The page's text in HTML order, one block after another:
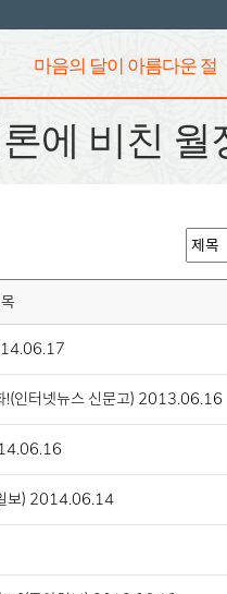
마음의 달이 아름다운 절
에 비친 월
!(인터넷뉴스 신문고) 2013.06.16
보) 2014.06.14